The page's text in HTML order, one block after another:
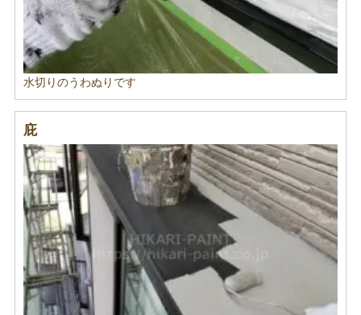
水切りのうわぬりです
庇